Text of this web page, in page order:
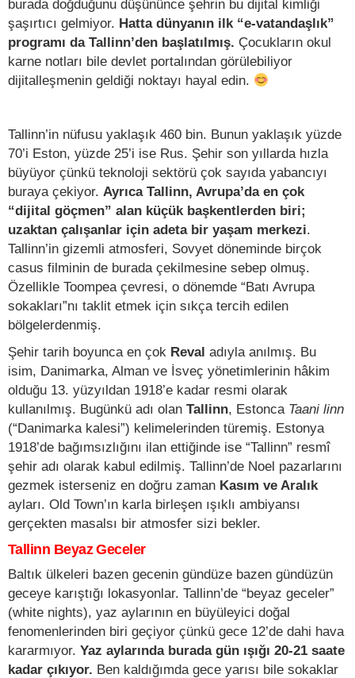
burada doğduğunu düşününce şehrin bu dijital kimliği
şaşırtıcı gelmiyor. Hatta dünyanın ilk “e-vatandaşlık”
programı da Tallinn’den başlatılmış. Çocukların okul
karne notları bile devlet portalından görülebiliyor
dijitalleşmenin geldiği noktayı hayal edin.
Tallinn’in nüfusu yaklaşık 460 bin. Bunun yaklaşık yüzde
70’i Eston, yüzde 25’i ise Rus. Şehir son yıllarda hızla
büyüyor çünkü teknoloji sektörü çok sayıda yabancıyı
buraya çekiyor. Ayrıca Tallinn, Avrupa’da en çok
“dijital göçmen” alan küçük başkentlerden biri;
uzaktan çalışanlar için adeta bir yaşam merkezi.
Tallinn’in gizemli atmosferi, Sovyet döneminde birçok
casus filminin de burada çekilmesine sebep olmuş.
Özellikle Toompea çevresi, o dönemde “Batı Avrupa
sokakları”nı taklit etmek için sıkça tercih edilen
bölgelerdenmiş.
Şehir tarih boyunca en çok Reval adıyla anılmış. Bu
isim, Danimarka, Alman ve İsveç yönetimlerinin hâkim
olduğu 13. yüzyıldan 1918’e kadar resmi olarak
kullanılmış. Bugünkü adı olan Tallinn, Estonca Taani linn
(“Danimarka kalesi”) kelimelerinden türemiş. Estonya
1918’de bağımsızlığını ilan ettiğinde ise “Tallinn” resmî
şehir adı olarak kabul edilmiş. Tallinn’de Noel pazarlarını
gezmek isterseniz en doğru zaman Kasım ve Aralık
ayları. Old Town’ın karla birleşen ışıklı ambiyansı
gerçekten masalsı bir atmosfer sizi bekler.
Tallinn Beyaz Geceler
Baltık ülkeleri bazen gecenin gündüze bazen gündüzün
geceye karıştığı lokasyonlar. Tallinn’de “beyaz geceler”
(white nights), yaz aylarının en büyüleyici doğal
fenomenlerinden biri geçiyor çünkü gece 12’de dahi hava
kararmıyor. Yaz aylarında burada gün ışığı 20-21 saate
kadar çıkıyor. Ben kaldığımda gece yarısı bile sokaklar